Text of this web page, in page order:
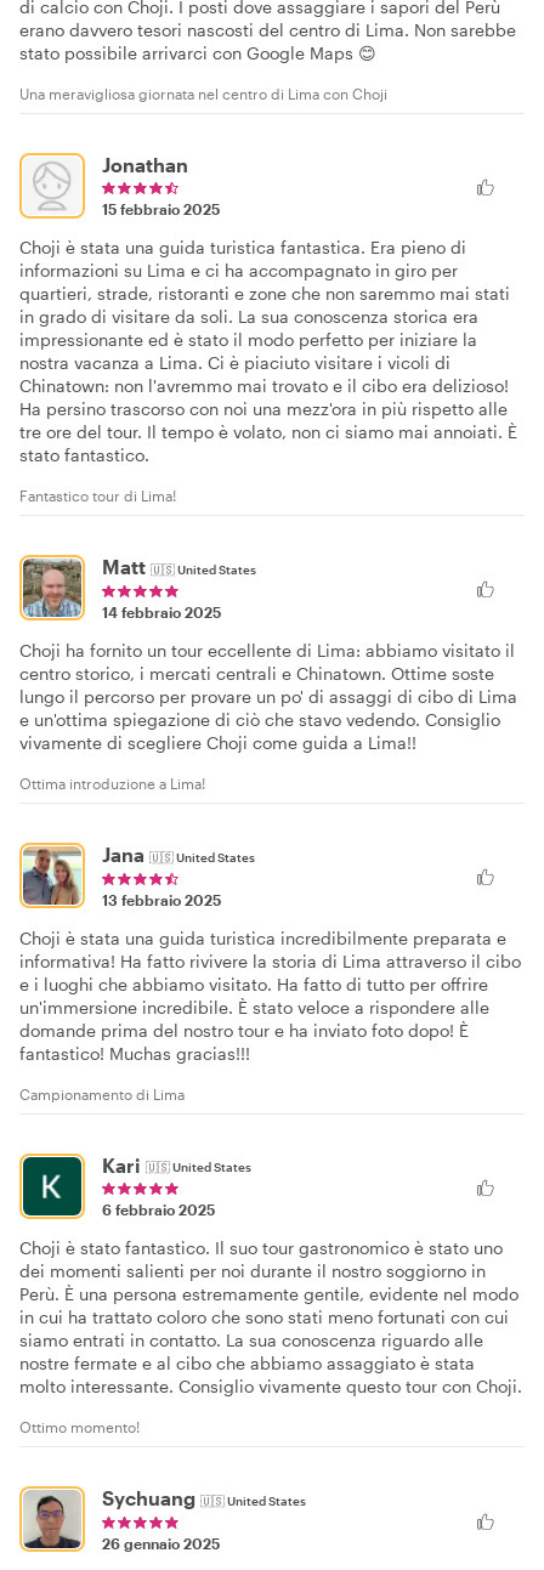
di calcio con Choji. I posti dove assaggiare i sapori del Perù
erano davvero tesori nascosti del centro di Lima. Non sarebbe
stato possibile arrivarci con Google Maps 😊
Una meravigliosa giornata nel centro di Lima con Choji
Jonathan
15 febbraio 2025
Choji è stata una guida turistica fantastica. Era pieno di
informazioni su Lima e ci ha accompagnato in giro per
quartieri, strade, ristoranti e zone che non saremmo mai stati
in grado di visitare da soli. La sua conoscenza storica era
impressionante ed è stato il modo perfetto per iniziare la
nostra vacanza a Lima. Ci è piaciuto visitare i vicoli di
Chinatown: non l'avremmo mai trovato e il cibo era delizioso!
Ha persino trascorso con noi una mezz'ora in più rispetto alle
tre ore del tour. Il tempo è volato, non ci siamo mai annoiati. È
stato fantastico.
Fantastico tour di Lima!
Matt 🇺🇸United States
14 febbraio 2025
Choji ha fornito un tour eccellente di Lima: abbiamo visitato il
centro storico, i mercati centrali e Chinatown. Ottime soste
lungo il percorso per provare un po' di assaggi di cibo di Lima
e un'ottima spiegazione di ciò che stavo vedendo. Consiglio
vivamente di scegliere Choji come guida a Lima!!
Ottima introduzione a Lima!
Jana 🇺🇸United States
13 febbraio 2025
Choji è stata una guida turistica incredibilmente preparata e
informativa! Ha fatto rivivere la storia di Lima attraverso il cibo
e i luoghi che abbiamo visitato. Ha fatto di tutto per offrire
un'immersione incredibile. È stato veloce a rispondere alle
domande prima del nostro tour e ha inviato foto dopo! È
fantastico! Muchas gracias!!!
Campionamento di Lima
Kari 🇺🇸United States
6 febbraio 2025
Choji è stato fantastico. Il suo tour gastronomico è stato uno
dei momenti salienti per noi durante il nostro soggiorno in
Perù. È una persona estremamente gentile, evidente nel modo
in cui ha trattato coloro che sono stati meno fortunati con cui
siamo entrati in contatto. La sua conoscenza riguardo alle
nostre fermate e al cibo che abbiamo assaggiato è stata
molto interessante. Consiglio vivamente questo tour con Choji.
Ottimo momento!
Sychuang 🇺🇸United States
26 gennaio 2025